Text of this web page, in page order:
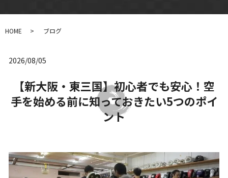
HOME ブログ
2026/08/05
【新大阪・東三国】初心者でも安心！空
手を始める前に知っておきたい5つのポイ
ント